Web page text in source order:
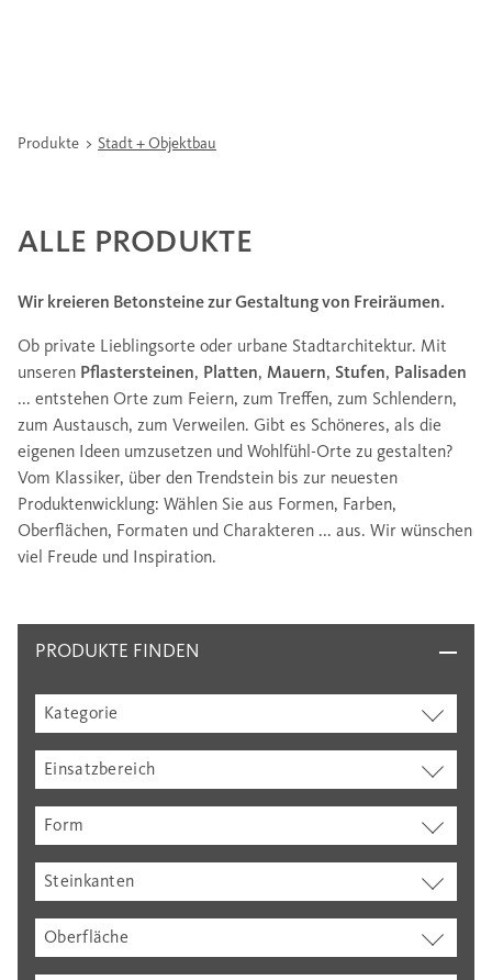
Produkte Stadt + Objektbau
ALLE PRODUKTE
Wir kreieren Betonsteine zur Gestaltung von Freiräumen.
Ob private Lieblingsorte oder urbane Stadtarchitektur. Mit
unseren Pflastersteinen, Platten, Mauern, Stufen, Palisaden
... entstehen Orte zum Feiern, zum Treffen, zum Schlendern,
zum Austausch, zum Verweilen. Gibt es Schöneres, als die
eigenen Ideen umzusetzen und Wohlfühl-Orte zu gestalten?
Vom Klassiker, über den Trendstein bis zur neuesten
Produktenwicklung: Wählen Sie aus Formen, Farben,
Oberflächen, Formaten und Charakteren ... aus. Wir wünschen
viel Freude und Inspiration.
PRODUKTE FINDEN
Kategorie
Einsatzbereich
Form
Steinkanten
Oberfläche